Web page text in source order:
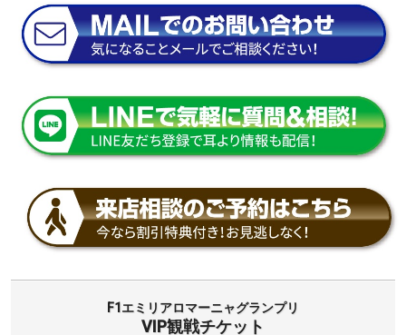
F1エミリアロマーニャグランプリ
VIP観戦チケット